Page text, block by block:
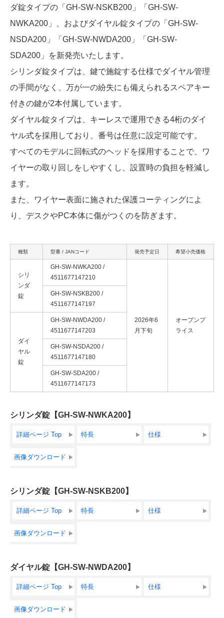
ダ錠タイプの「GH-SW-NSKB200」「GH-SW-
NWKA200」、およびダイヤル錠タイプの 「GH-SW-
NSDA200」「GH-SW-NWDA200」「GH-SW-
SDA200」を新発売いたします。
シリンダ錠タイプは、鍵で施錠する仕様でダイヤル管理
の手間がなく、万が一の紛失にも備えられるスペアキー
付きの鍵が2本付属しています。
ダイヤル錠タイプは、キーレスで運用できる4桁のダイ
ヤル式を採用しており、番号は任意に設定可能です。
すべてのモデルに回転式のヘッドを採用することで、ワ
イヤーの取り回しをしやすくし、設置時の負担を軽減し
ます。
また、ワイヤー表面に施された保護コーティングによ
り、デスクやPC本体に傷がつくのを防ぎます。
種類 型番 / JANコード 発売予定日 希望小売価格
シリ
ンダ
錠
GH-SW-NWKA200 /
4511677147210
2026年6
月下旬
オープンプ
ライス
GH-SW-NSKB200 /
4511677147197
ダイ
ヤル
錠
GH-SW-NWDA200 /
4511677147203
GH-SW-NSDA200 /
4511677147180
GH-SW-SDA200 /
4511677147173
シリンダ錠【GH-SW-NWKA200】
詳細ページ Top 特長 仕様
画像ダウンロード
シリンダ錠【GH-SW-NSKB200】
詳細ページ Top 特長 仕様
画像ダウンロード
ダイヤル錠【GH-SW-NWDA200】
詳細ページ Top 特長 仕様
画像ダウンロード